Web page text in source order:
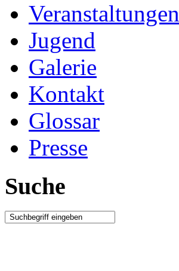
Veranstaltungen
Jugend
Galerie
Kontakt
Glossar
Presse
Suche